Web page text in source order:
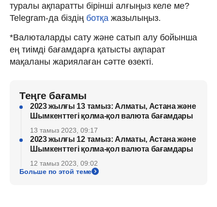
туралы ақпаратты бірінші алғыңыз келе ме?
Telegram-да біздің ботқа жазылыңыз.
*Валюталарды сату және сатып алу бойынша
ең тиімді бағамдарға қатысты ақпарат
мақаланы жариялаған сәтте өзекті.
Теңге бағамы
2023 жылғы 13 тамыз: Алматы, Астана және
Шымкенттегі қолма-қол валюта бағамдары
13 тамыз 2023, 09:17
2023 жылғы 12 тамыз: Алматы, Астана және
Шымкенттегі қолма-қол валюта бағамдары
12 тамыз 2023, 09:02
Больше по этой теме